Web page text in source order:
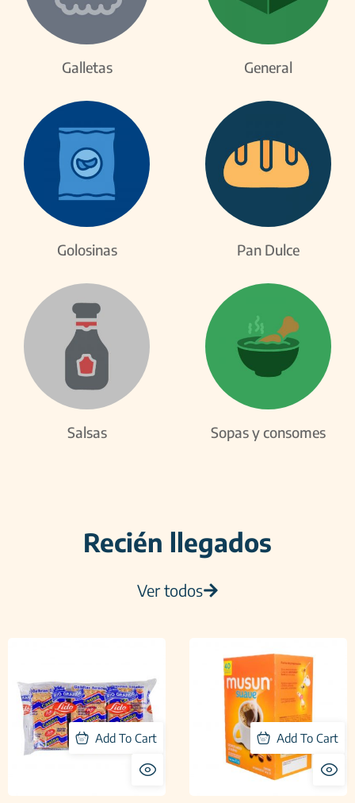
Galletas General
Golosinas Pan Dulce
Salsas Sopas y consomes
Recién llegados
Ver todos
Add To Cart Add To Cart